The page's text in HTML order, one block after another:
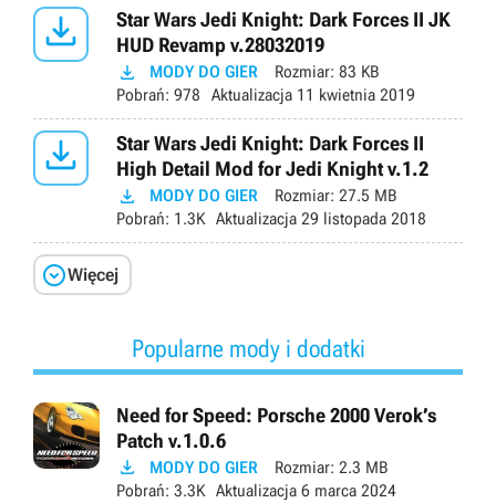

Star Wars Jedi Knight: Dark Forces II JK
HUD Revamp v.28032019
 MODY DO GIER Rozmiar: 83 KB
Pobrań: 978 Aktualizacja 11 kwietnia 2019

Star Wars Jedi Knight: Dark Forces II
High Detail Mod for Jedi Knight v.1.2
 MODY DO GIER Rozmiar: 27.5 MB
Pobrań: 1.3K Aktualizacja 29 listopada 2018
Więcej
Popularne mody i dodatki
Need for Speed: Porsche 2000 Verok’s
Patch v.1.0.6
 MODY DO GIER Rozmiar: 2.3 MB
Pobrań: 3.3K Aktualizacja 6 marca 2024